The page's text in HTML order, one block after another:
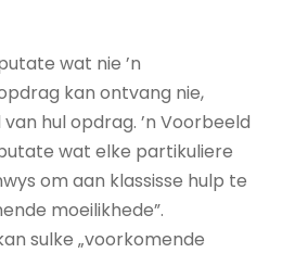
wat nie ’n
kan ontvang nie,
hul opdrag. ’n Voorbeeld
wat elke partikuliere
om aan klassisse hulp te
moeilikhede”.
sulke „voorkomende